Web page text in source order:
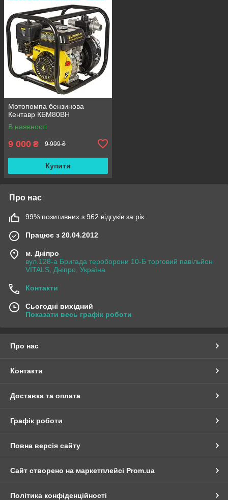
Мотопомпа бензинова
Кентавр КБМ80ВН
В наявності
9 000 ₴ 9 999 ₴
Купити
Про нас
99% позитивних з 962 відгуків за рік
Працює з 20.04.2012
м. Дніпро
вул.128-а Бригада тероборони 10-Б торговий павільйон
VITALS, Дніпро, Україна
Контакти
Сьогодні вихідний
Показати весь графік роботи
Про нас
Контакти
Доставка та оплата
Графік роботи
Повна версія сайту
Сайт створено на маркетплейсі Prom.ua
Політика конфіденційності